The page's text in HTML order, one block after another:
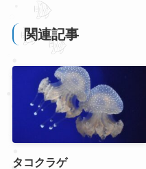
関連記事
タコクラゲ